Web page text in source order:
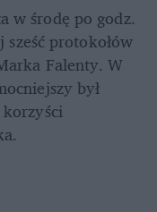
w środę po godz.
protokołów
Falenty. W
był